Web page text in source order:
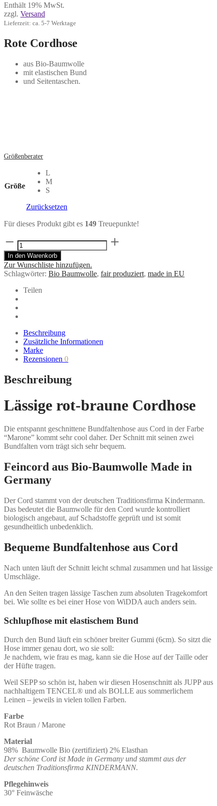
Enthält 19% MwSt.
zzgl. Versand
Lieferzeit: ca. 5-7 Werktage
Rote Cordhose
aus Bio-Baumwolle
mit elastischen Bund
und Seitentaschen.
Größenberater
Größe
L
M
S
Zurücksetzen
Für dieses Produkt gibt es 149 Treuepunkte!
Cordhose
SEPP
in
Rot
Braun
Bio-
Baumwolle
Menge
In den Warenkorb
Zur Wunschliste hinzufügen.
Schlagwörter: Bio Baumwolle, fair produziert, made in EU
Teilen
Beschreibung
Zusätzliche Informationen
Marke
Rezensionen 0
Beschreibung
Lässige rot-braune Cordhose
Die entspannt geschnittene Bundfaltenhose aus Cord in der Farbe
“Marone” kommt sehr cool daher. Der Schnitt mit seinen zwei
Bundfalten vorn trägt sich sehr bequem.
Feincord aus Bio-Baumwolle Made in
Germany
Der Cord stammt von der deutschen Traditionsfirma Kindermann.
Das bedeutet die Baumwolle für den Cord wurde kontrolliert
biologisch angebaut, auf Schadstoffe geprüft und ist somit
gesundheitlich unbedenklich.
Bequeme Bundfaltenhose aus Cord
Nach unten läuft der Schnitt leicht schmal zusammen und hat lässige
Umschläge.
An den Seiten tragen lässige Taschen zum absoluten Tragekomfort
bei. Wie sollte es bei einer Hose von WiDDA auch anders sein.
Schlupfhose mit elastischem Bund
Durch den Bund läuft ein schöner breiter Gummi (6cm). So sitzt die
Hose immer genau dort, wo sie soll:
Je nachdem, wie frau es mag, kann sie die Hose auf der Taille oder
der Hüfte tragen.
Weil SEPP so schön ist, haben wir diesen Hosenschnitt als JUPP aus
nachhaltigem TENCEL® und als BOLLE aus sommerlichem
Leinen – jeweils in vielen tollen Farben.
Farbe
Rot Braun / Marone
Material
98% Baumwolle Bio (zertifiziert) 2% Elasthan
Der schöne Cord ist Made in Germany und stammt aus der
deutschen Traditionsfirma KINDERMANN.
Pflegehinweis
30° Feinwäsche